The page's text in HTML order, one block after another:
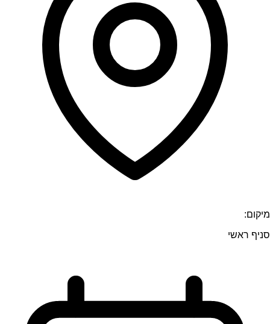
מיקום:
סניף ראשי